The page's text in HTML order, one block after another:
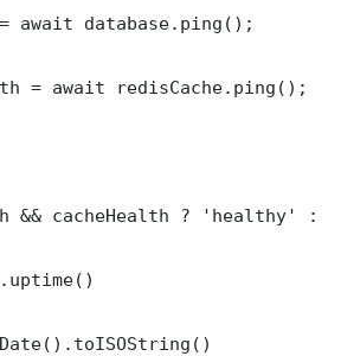
await database.ping();
= await redisCache.ping();
&& cacheHealth ? 'healthy' :